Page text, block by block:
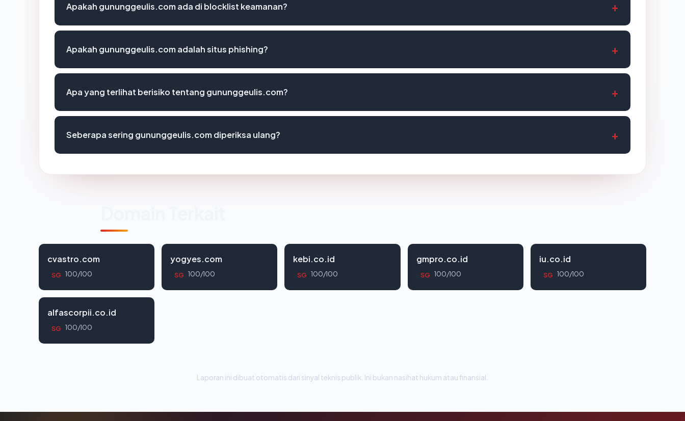
Apakah gununggeulis.com ada di blocklist keamanan?
Apakah gununggeulis.com adalah situs phishing?
Apa yang terlihat berisiko tentang gununggeulis.com?
Seberapa sering gununggeulis.com diperiksa ulang?
cvastro.com
SG 100/100
yogyes.com
SG 100/100
kebi.co.id
SG 100/100
gmpro.co.id
SG 100/100
iu.co.id
SG 100/100
alfascorpii.co.id
SG 100/100
Laporan ini dibuat otomatis dari sinyal teknis publik. Ini bukan nasihat hukum atau finansial.